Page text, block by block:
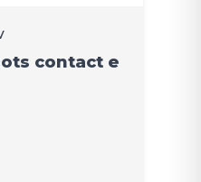
contact e